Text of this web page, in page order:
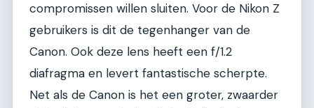
compromissen willen sluiten. Voor de Nikon Z
gebruikers is dit de tegenhanger van de
Canon. Ook deze lens heeft een f/1.2
diafragma en levert fantastische scherpte.
Net als de Canon is het een groter, zwaarder